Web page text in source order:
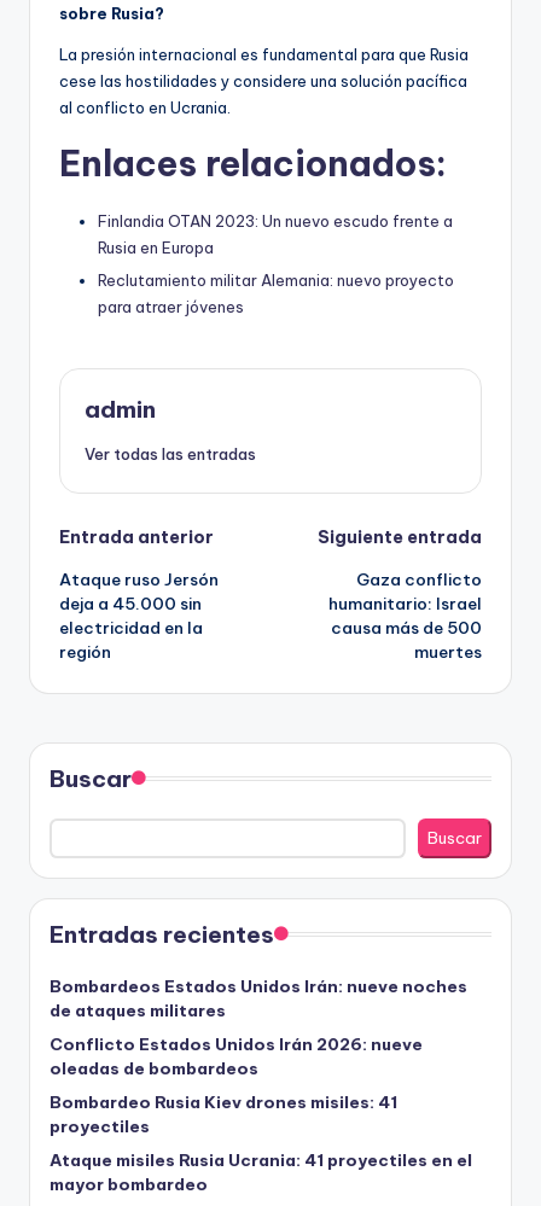
sobre Rusia?
La presión internacional es fundamental para que Rusia
cese las hostilidades y considere una solución pacífica
al conflicto en Ucrania.
Enlaces relacionados:
Finlandia OTAN 2023: Un nuevo escudo frente a
Rusia en Europa
Reclutamiento militar Alemania: nuevo proyecto
para atraer jóvenes
admin
Ver todas las entradas
Navegación
de
entradas
Entrada anterior
Ataque ruso Jersón
deja a 45.000 sin
electricidad en la
región
Siguiente entrada
Gaza conflicto
humanitario: Israel
causa más de 500
muertes
Buscar
Buscar
Entradas recientes
Bombardeos Estados Unidos Irán: nueve noches
de ataques militares
Conflicto Estados Unidos Irán 2026: nueve
oleadas de bombardeos
Bombardeo Rusia Kiev drones misiles: 41
proyectiles
Ataque misiles Rusia Ucrania: 41 proyectiles en el
mayor bombardeo